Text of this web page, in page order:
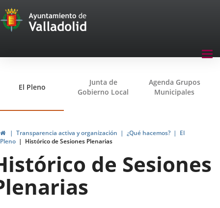
Transparencia
Menu
El Pleno
Junta de
Gobierno Local
Agenda Grupos
Municipales
InicioTransparencia activa y organización ¿Qué hacemos?
El
Pleno
Histórico de Sesiones Plenarias
de Sesiones